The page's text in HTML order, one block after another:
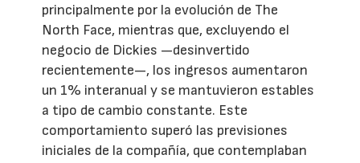
principalmente por la evolución de The
North Face, mientras que, excluyendo el
negocio de Dickies —desinvertido
recientemente—, los ingresos aumentaron
un 1% interanual y se mantuvieron estables
a tipo de cambio constante. Este
comportamiento superó las previsiones
iniciales de la compañía, que contemplaban